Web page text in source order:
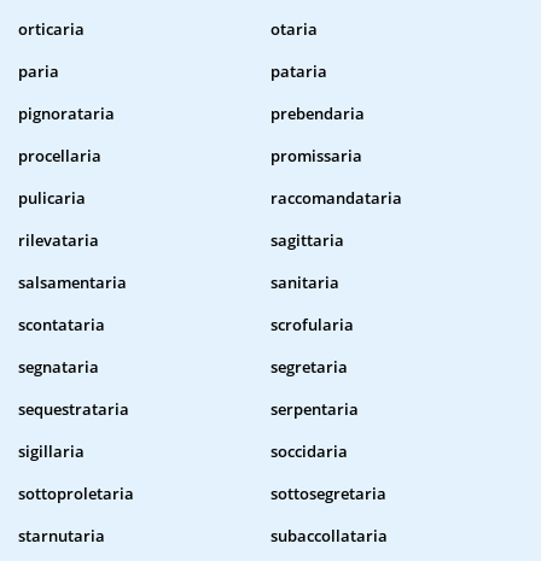
orticaria
otaria
paria
pataria
pignorataria
prebendaria
procellaria
promissaria
pulicaria
raccomandataria
rilevataria
sagittaria
salsamentaria
sanitaria
scontataria
scrofularia
segnataria
segretaria
sequestrataria
serpentaria
sigillaria
soccidaria
sottoproletaria
sottosegretaria
starnutaria
subaccollataria